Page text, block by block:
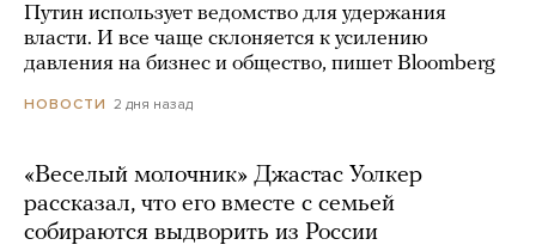
Путин использует ведомство для удержания
власти. И все чаще склоняется к усилению
давления на бизнес и общество, пишет Bloomberg
НОВОСТИ 2 дня назад
«Веселый молочник» Джастас Уолкер
рассказал, что его вместе с семьей
собираются выдворить из России